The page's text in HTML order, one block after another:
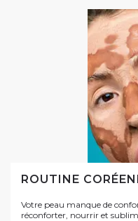
ROUTINE
Votre peau manque de
réconforter, nourrir et